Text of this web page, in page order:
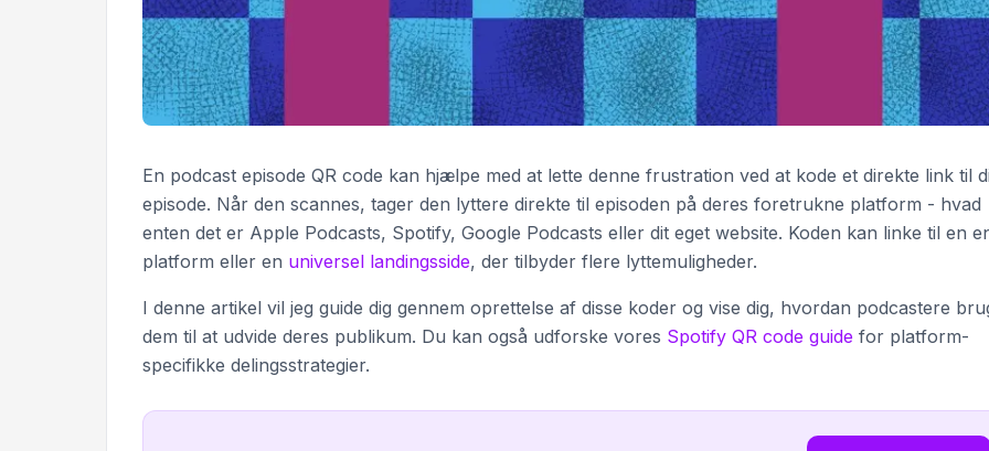
En podcast episode QR code kan hjælpe med at lette denne frustration ved at kode et direkte link til
episode. Når den scannes, tager den lyttere direkte til episoden på deres foretrukne platform - hvad
enten det er Apple Podcasts, Spotify, Google Podcasts eller dit eget website. Koden kan linke til en
platform eller en universel landingsside, der tilbyder flere lyttemuligheder.
I denne artikel vil jeg guide dig gennem oprettelse af disse koder og vise dig, hvordan podcastere
dem til at udvide deres publikum. Du kan også udforske vores Spotify QR code guide for platform-
specifikke delingsstrategier.